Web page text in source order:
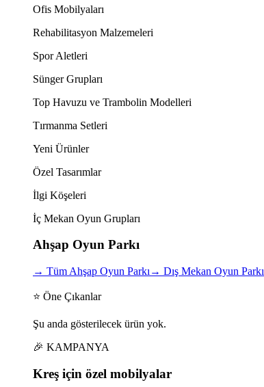
Ofis Mobilyaları
Rehabilitasyon Malzemeleri
Spor Aletleri
Sünger Grupları
Top Havuzu ve Trambolin Modelleri
Tırmanma Setleri
Yeni Ürünler
Özel Tasarımlar
İlgi Köşeleri
İç Mekan Oyun Grupları
Ahşap Oyun Parkı
→ Tüm Ahşap Oyun Parkı → Dış Mekan Oyun Parkı
⭐ Öne Çıkanlar
Şu anda gösterilecek ürün yok.
🎉 KAMPANYA
Kreş için özel mobilyalar